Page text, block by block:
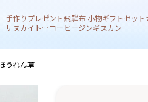
手作りプレゼント飛騨布 小物ギフトセット
サヌカイト 風鈴コーヒージンギスカン
うれん草